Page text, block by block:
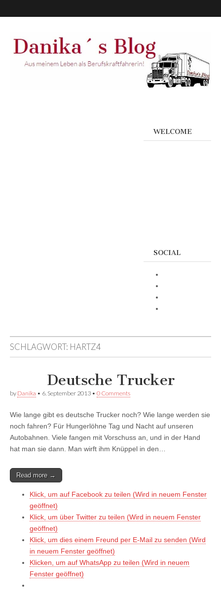
WELCOME
SOCIAL
SCHLAGWORT: HARTZ4
Deutsche Trucker
by Danika • 6. September 2013 • 0 Comments
Wie lange gibt es deutsche Trucker noch? Wie lange werden sie
noch fahren? Für Hungerlöhne Tag und Nacht auf unseren
Autobahnen. Viele fangen mit Vorschuss an, und in der Hand
hat man sie dann. Man wirft ihm Knüppel in den…
Read more →
Klick, um auf Facebook zu teilen (Wird in neuem Fenster
geöffnet)
Klick, um über Twitter zu teilen (Wird in neuem Fenster
geöffnet)
Klick, um dies einem Freund per E-Mail zu senden (Wird
in neuem Fenster geöffnet)
Klicken, um auf WhatsApp zu teilen (Wird in neuem
Fenster geöffnet)